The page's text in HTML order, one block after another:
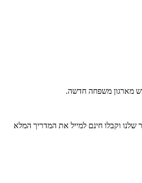
מארגון משפחה חדשה.
וקבלו חינם למייל את המדריך המלא